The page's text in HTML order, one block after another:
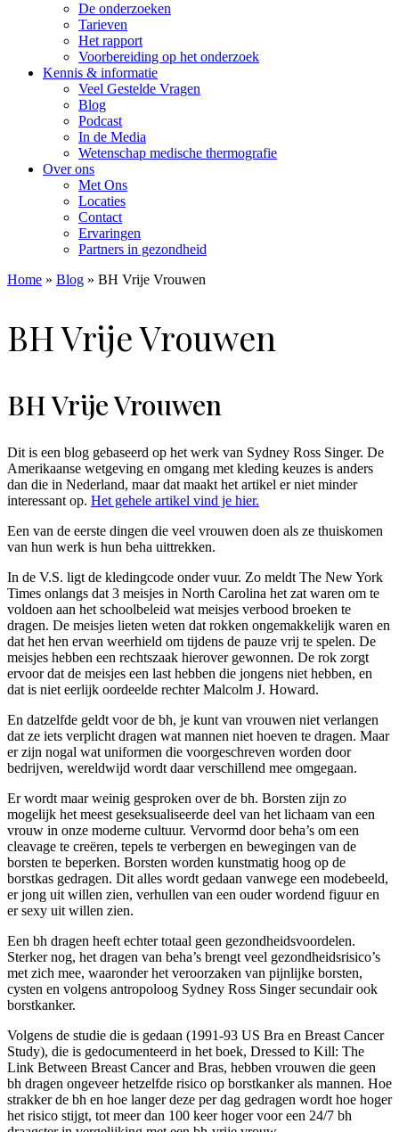
De onderzoeken
Tarieven
Het rapport
Voorbereiding op het onderzoek
Kennis & informatie
Veel Gestelde Vragen
Blog
Podcast
In de Media
Wetenschap medische thermografie
Over ons
Met Ons
Locaties
Contact
Ervaringen
Partners in gezondheid
Home » Blog » BH Vrije Vrouwen
BH Vrije Vrouwen
BH Vrije Vrouwen
Dit is een blog gebaseerd op het werk van Sydney Ross Singer. De
Amerikaanse wetgeving en omgang met kleding keuzes is anders
dan die in Nederland, maar dat maakt het artikel er niet minder
interessant op. Het gehele artikel vind je hier.
Een van de eerste dingen die veel vrouwen doen als ze thuiskomen
van hun werk is hun beha uittrekken.
In de V.S. ligt de kledingcode onder vuur. Zo meldt The New York
Times onlangs dat 3 meisjes in North Carolina het zat waren om te
voldoen aan het schoolbeleid wat meisjes verbood broeken te
dragen. De meisjes lieten weten dat rokken ongemakkelijk waren en
dat het hen ervan weerhield om tijdens de pauze vrij te spelen. De
meisjes hebben een rechtszaak hierover gewonnen. De rok zorgt
ervoor dat de meisjes een last hebben die jongens niet hebben, en
dat is niet eerlijk oordeelde rechter Malcolm J. Howard.
En datzelfde geldt voor de bh, je kunt van vrouwen niet verlangen
dat ze iets verplicht dragen wat mannen niet hoeven te dragen. Maar
er zijn nogal wat uniformen die voorgeschreven worden door
bedrijven, wereldwijd wordt daar verschillend mee omgegaan.
Er wordt maar weinig gesproken over de bh. Borsten zijn zo
mogelijk het meest geseksualiseerde deel van het lichaam van een
vrouw in onze moderne cultuur. Vervormd door beha’s om een
cleavage te creëren, tepels te verbergen en bewegingen van de
borsten te beperken. Borsten worden kunstmatig hoog op de
borstkas gedragen. Dit alles wordt gedaan vanwege een modebeeld,
er jong uit willen zien, verhullen van een ouder wordend figuur en
er sexy uit willen zien.
Een bh dragen heeft echter totaal geen gezondheidsvoordelen.
Sterker nog, het dragen van beha’s brengt veel gezondheidsrisico’s
met zich mee, waaronder het veroorzaken van pijnlijke borsten,
cysten en volgens antropoloog Sydney Ross Singer secundair ook
borstkanker.
Volgens de studie die is gedaan (1991-93 US Bra en Breast Cancer
Study), die is gedocumenteerd in het boek, Dressed to Kill: The
Link Between Breast Cancer and Bras, hebben vrouwen die geen
bh dragen ongeveer hetzelfde risico op borstkanker als mannen. Hoe
strakker de bh en hoe langer deze per dag gedragen wordt hoe hoger
het risico stijgt, tot meer dan 100 keer hoger voor een 24/7 bh